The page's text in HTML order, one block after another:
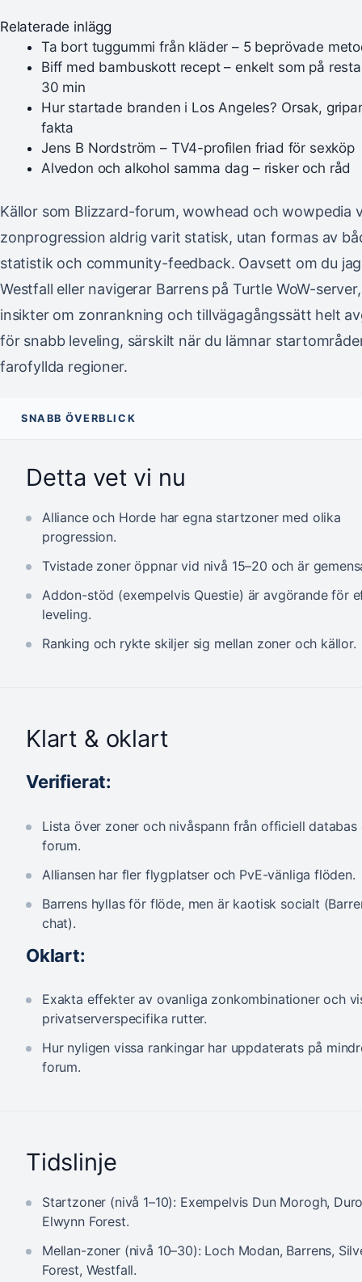
Relaterade inlägg
Ta bort tuggummi från kläder – 5 beprövade
Biff med bambuskott recept – enkelt som på
30 min
Hur startade branden i Los Angeles? Orsak,
fakta
Jens B Nordström – TV4-profilen friad för sexköp
Alvedon och alkohol samma dag – risker och råd
Källor som Blizzard-forum, wowhead och wowpedia
zonprogression aldrig varit statisk, utan formas av
statistik och community-feedback. Oavsett om du
Westfall eller navigerar Barrens på Turtle WoW-
insikter om zonrankning och tillvägagångssätt helt
för snabb leveling, särskilt när du lämnar
farofyllda regioner.
SNABB ÖVERBLICK
Detta vet vi nu
Alliance och Horde har egna startzoner med olika
progression.
Tvistade zoner öppnar vid nivå 15–20 och är
Addon-stöd (exempelvis Questie) är avgörande för
leveling.
Ranking och rykte skiljer sig mellan zoner och källor.
Klart & oklart
Verifierat:
Lista över zoner och nivåspann från officiell databas
forum.
Alliansen har fler flygplatser och PvE-vänliga flöden.
Barrens hyllas för flöde, men är kaotisk socialt
chat).
Oklart:
Exakta effekter av ovanliga zonkombinationer och
privatserverspecifika rutter.
Hur nyligen vissa rankingar har uppdaterats på
forum.
Tidslinje
Startzoner (nivå 1–10): Exempelvis Dun Morogh,
Elwynn Forest.
Mellan-zoner (nivå 10–30): Loch Modan, Barrens,
Forest, Westfall.